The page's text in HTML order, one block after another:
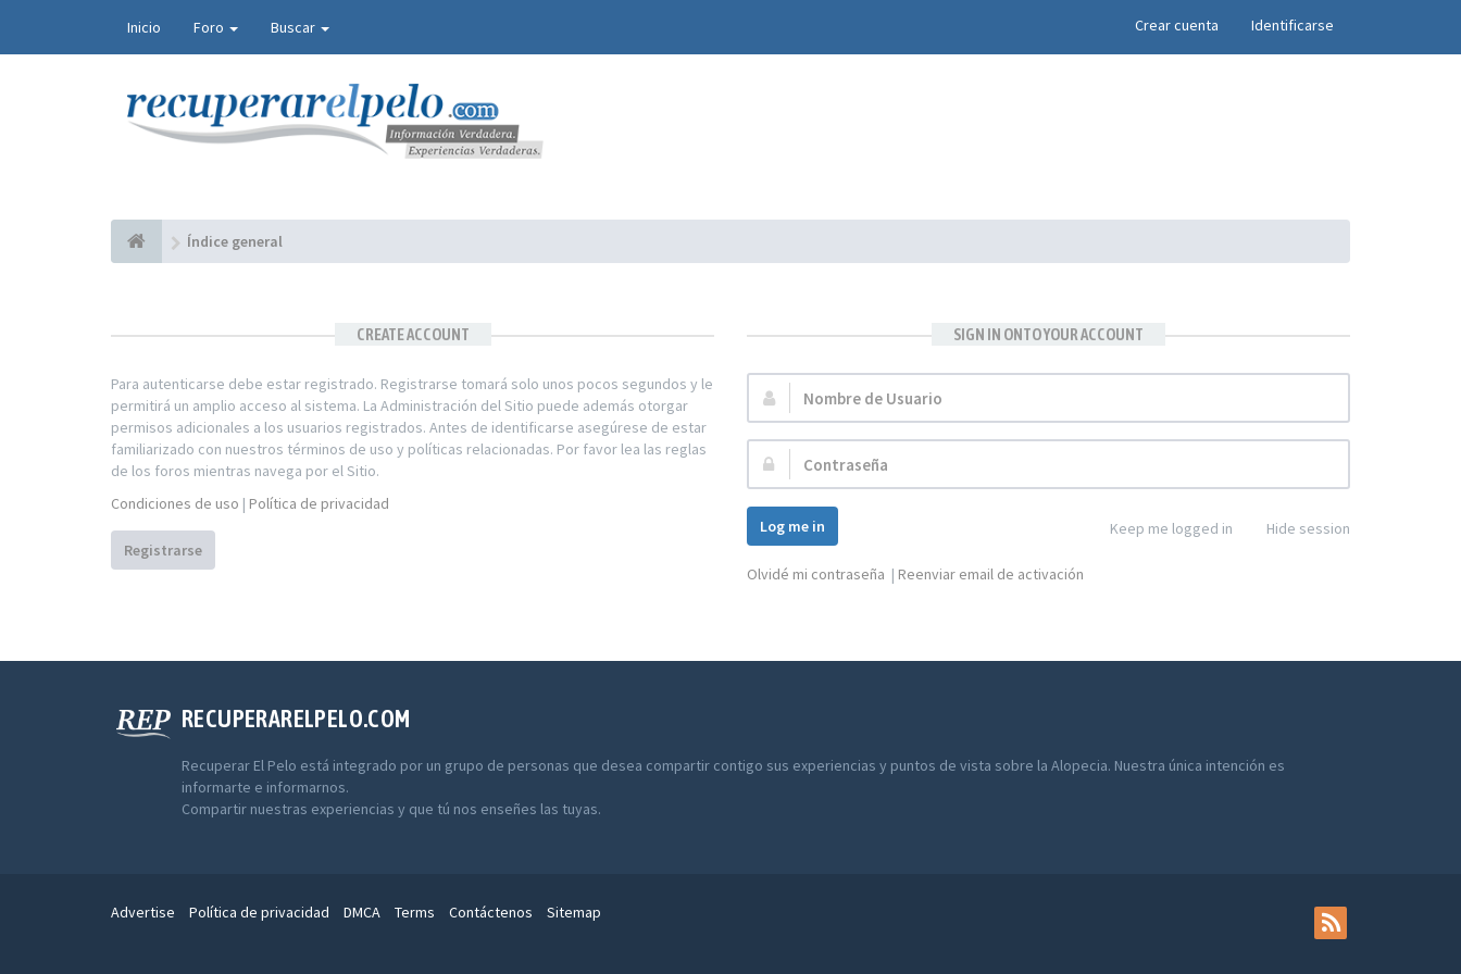
Inicio Foro Buscar Crear cuenta Identificarse ×
Índice general
CREATE ACCOUNT
Para autenticarse debe estar registrado. Registrarse tomará solo unos pocos segundos y le
permitirá un amplio acceso al sistema. La Administración del Sitio puede además otorgar
permisos adicionales a los usuarios registrados. Antes de identificarse asegúrese de estar
familiarizado con nuestros términos de uso y políticas relacionadas. Por favor lea las reglas
de los foros mientras navega por el Sitio.
Condiciones de uso | Política de privacidad
Registrarse
SIGN IN ONTO YOUR ACCOUNT
Nombre
de
Usuario:
Contraseña:
Keep me logged in Hide session
Log me in
Olvidé mi contraseña | Reenviar email de activación
RECUPERARELPELO.COM
Recuperar El Pelo está integrado por un grupo de personas que desea compartir contigo sus experiencias y puntos de vista sobre la Alopecia. Nuestra única intención es
informarte e informarnos.
Compartir nuestras experiencias y que tú nos enseñes las tuyas.
Advertise Política de privacidad DMCA Terms Contáctenos Sitemap